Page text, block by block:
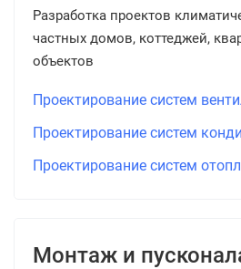
Разработка проектов
частных домов, коттеджей,
объектов
Проектирование систем
Проектирование систем
Проектирование систем
Монтаж и